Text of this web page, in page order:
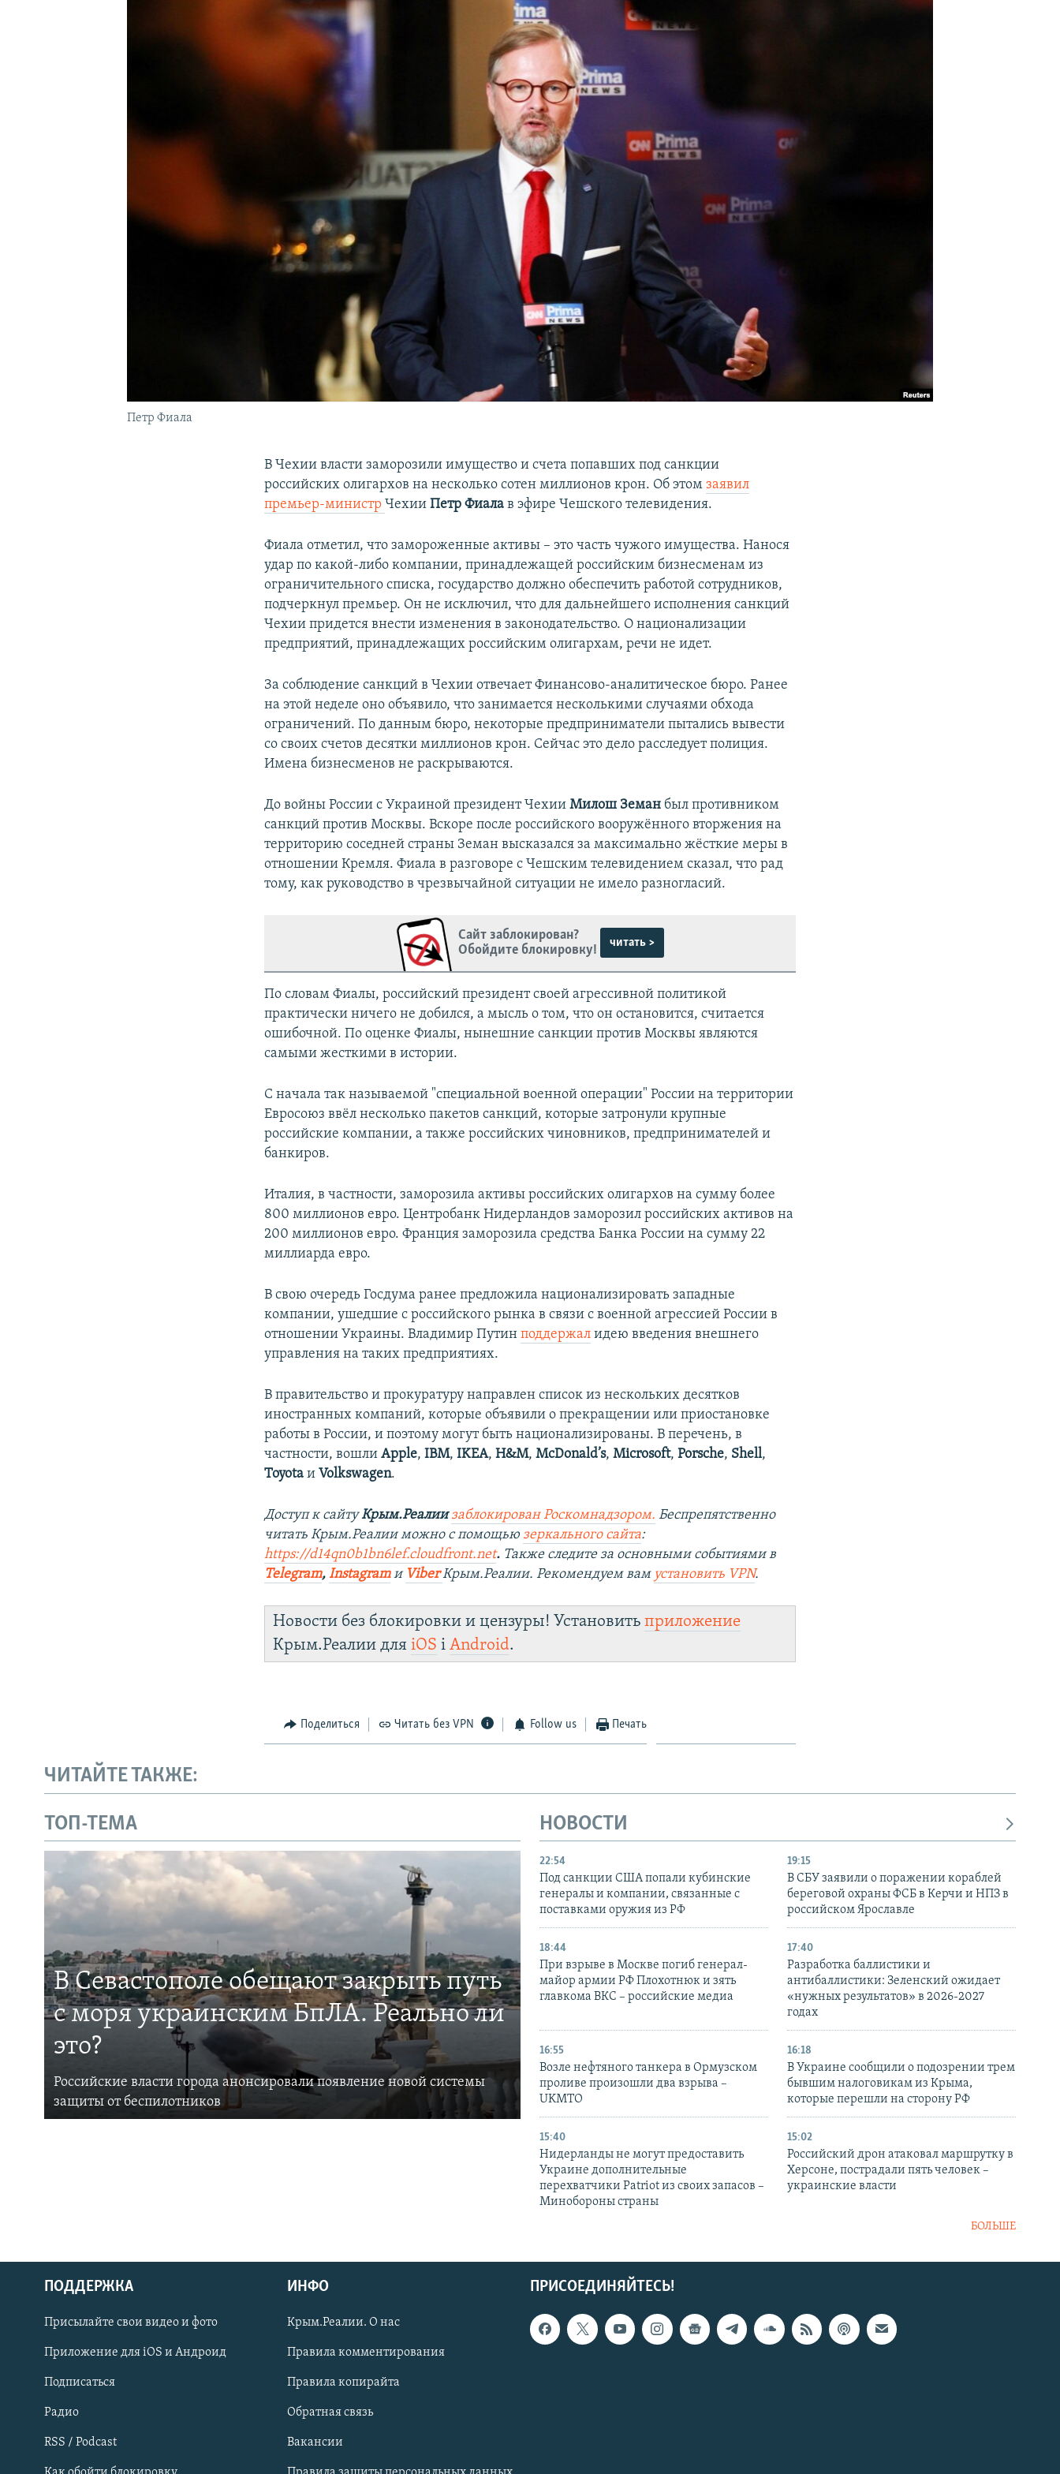
Українською
Qırımtatar
ПРИСОЕДИНЯЙТЕСЬ!
Петр Фиала
В Чехии власти заморозили имущество и счета попавших под санкции
российских олигархов на несколько сотен миллионов крон. Об этомзаявил
премьер-министрЧехииПетр Фиала в эфире Чешского телевидения.
Фиала отметил, что замороженные активы – это часть чужого имущества. Нанося
удар по какой-либо компании, принадлежащей российским бизнесменам из
ограничительного списка, государство должно обеспечить работой сотрудников,
подчеркнул премьер. Он не исключил, что для дальнейшего исполнения санкций
Чехии придется внести изменения в законодательство. О национализации
предприятий, принадлежащих российским олигархам, речи не идет.
За соблюдение санкций в Чехии отвечает Финансово-аналитическое бюро. Ранее
на этой неделе оно объявило, что занимается несколькими случаями обхода
ограничений. По данным бюро, некоторые предприниматели пытались вывести
со своих счетов десятки миллионов крон. Сейчас это дело расследует полиция.
Имена бизнесменов не раскрываются.
До войны России с Украиной президент ЧехииМилош Земан был противником
санкций против Москвы. Вскоре после российского вооружённого вторжения на
территорию соседней страны Земан высказался за максимально жёсткие меры в
отношении Кремля. Фиала в разговоре с Чешским телевидением сказал, что рад
тому, как руководство в чрезвычайной ситуации не имело разногласий.
Сайт заблокирован?
Обойдите блокировку!
читать >
По словам Фиалы, российский президент своей агрессивной политикой
практически ничего не добился, а мысль о том, что он остановится, считается
ошибочной. По оценке Фиалы, нынешние санкции против Москвы являются
самыми жесткими в истории.
С начала так называемой "специальной военной операции" России на территории
Евросоюз ввёл несколько пакетов санкций, которые затронули крупные
российские компании, а также российских чиновников, предпринимателей и
банкиров.
Италия, в частности, заморозила активы российских олигархов на сумму более
800 миллионов евро. Центробанк Нидерландов заморозил российских активов на
200 миллионов евро. Франция заморозила средства Банка России на сумму 22
миллиарда евро.
В свою очередь Госдума ранее предложила национализировать западные
компании, ушедшие с российского рынка в связи с военной агрессией России в
отношении Украины. Владимир Путинподдержал идею введения внешнего
управления на таких предприятиях.
В правительство и прокуратуру направлен список из нескольких десятков
иностранных компаний, которые объявили о прекращении или приостановке
работы в России, и поэтому могут быть национализированы. В перечень, в
частности, вошлиApple,IBM,IKEA,H&M,McDonald’s,Microsoft,Porsche, Shell,
Toyota иVolkswagen.
Доступ к сайтуКрым.Реалии заблокирован Роскомнадзором. Беспрепятственно
читать Крым.Реалии можно с помощьюзеркального сайта:
https://d14qn0b1bn6lef.cloudfront.net. Также следите за основными событиями в
Telegram, Instagramи ViberКрым.Реалии. Рекомендуем вам установить VPN.
Новости без блокировки и цензуры! Установитьприложение
Крым.Реалии дляiOS іAndroid.
Поделиться Читать без VPN Follow us Печать
ЧИТАЙТЕ ТАКЖЕ:
ТОП-ТЕМА
В Севастополе обещают закрыть путь
с моря украинским БпЛА. Реально ли
это?
Российские власти города анонсировали появление новой системы
защиты от беспилотников
НОВОСТИ
22:54
Под санкции США попали кубинские
генералы и компании, связанные с
поставками оружия из РФ
19:15
В СБУ заявили о поражении кораблей
береговой охраны ФСБ в Керчи и НПЗ в
российском Ярославле
18:44
При взрыве в Москве погиб генерал-
майор армии РФ Плохотнюк и зять
главкома ВКС – российские медиа
17:40
Разработка баллистики и
антибаллистики: Зеленский ожидает
«нужных результатов» в 2026-2027
годах
16:55
Возле нефтяного танкера в Ормузском
проливе произошли два взрыва –
UKMTO
16:18
В Украине сообщили о подозрении трем
бывшим налоговикам из Крыма,
которые перешли на сторону РФ
15:40
Нидерланды не могут предоставить
Украине дополнительные
перехватчики Patriot из своих запасов –
Минобороны страны
15:02
Российский дрон атаковал маршрутку в
Херсоне, пострадали пять человек –
украинские власти
БОЛЬШЕ
ПРИСОЕДИНЯЙТЕСЬ!
ПОДДЕРЖКА
Присылайте свои видео и фото
Приложение для iOS и Андроид
Подписаться
Радио
RSS / Podcast
ИНФО
Крым.Реалии. О нас
Правила комментирования
Правила копирайта
Обратная связь
Вакансии